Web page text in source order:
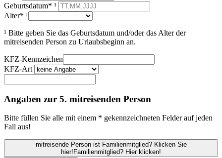
Geburtsdatum* ¹
Alter* ¹
¹ Bitte geben Sie das Geburtsdatum und/oder das Alter der
mitreisenden Person zu Urlaubsbeginn an.
KFZ-Kennzeichen
KFZ-Art
Angaben zur 5. mitreisenden Person
Bitte füllen Sie alle mit einem * gekennzeichneten Felder auf jeden
Fall aus!
mitreisende Person ist Familienmitglied? Klicken Sie
hier! Familienmitglied? Hier klicken!